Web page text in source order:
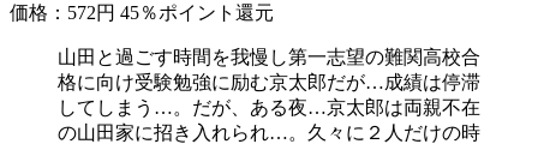
価格：572円 45％ポイント還元
山田と過ごす時間を我慢し第一志望の難関高校合
格に向け受験勉強に励む京太郎だが…成績は停滞
してしまう…。だが、ある夜…京太郎は両親不在
の山田家に招き入れられ…。久々に２人だけの時